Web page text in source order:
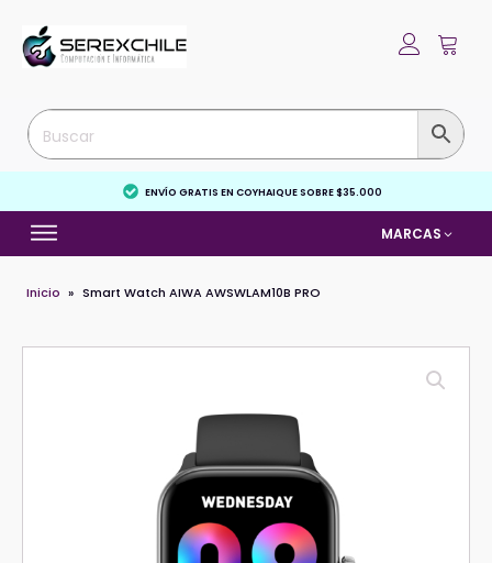
ENVÍO GRATIS EN COYHAIQUE SOBRE $35.000
MARCAS
Inicio » Smart Watch AIWA AWSWLAM10B PRO